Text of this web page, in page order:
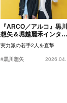
『ARCO／アルコ』黒川
想矢＆堀越麗禾インタビ
ュー
実力派の若手2人を直撃
#黒川想矢